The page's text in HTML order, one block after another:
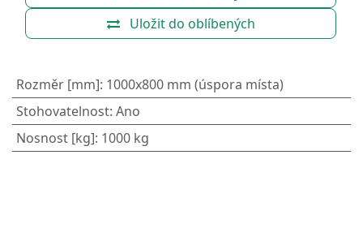
Uložit do oblíbených
Rozměr [mm]: 1000x800 mm (úspora místa)
Stohovatelnost: Ano
Nosnost [kg]: 1000 kg